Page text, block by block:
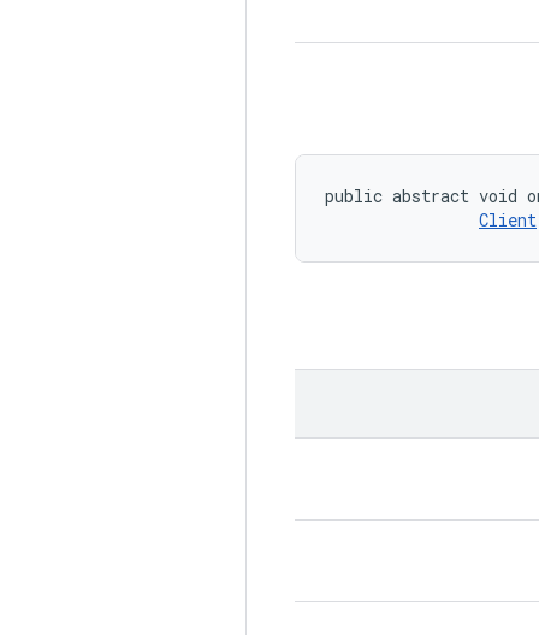
public abstract void
Client